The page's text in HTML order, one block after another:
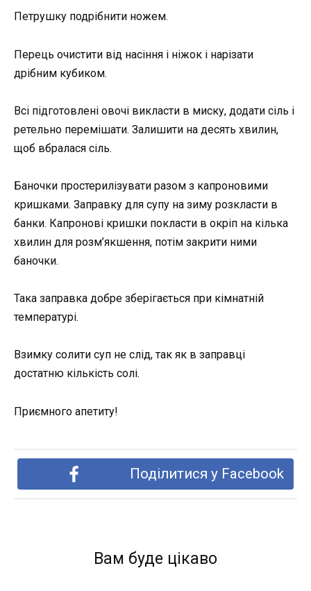
Петрушку подрібнити ножем.
Перець очистити від насіння і ніжок і нарізати
дрібним кубиком.
Всі підготовлені овочі викласти в миску, додати сіль і
ретельно перемішати. Залишити на десять хвилин,
щоб вбралася сіль.
Баночки простерилізувати разом з капроновими
кришками. Заправку для супу на зиму розкласти в
банки. Капронові кришки покласти в окріп на кілька
хвилин для розм’якшення, потім закрити ними
баночки.
Така заправка добре зберігається при кімнатній
температурі.
Взимку солити суп не слід, так як в заправці
достатню кількість солі.
Приємного апетиту!
Поділитися у Facebook
Вам буде цікаво